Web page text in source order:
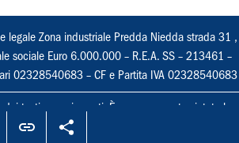
legale Zona industriale Predda Niedda strada 31 ,
sociale Euro 6.000.000 – R.E.A. SS – 213461 –
02328540683 – CF e Partita IVA 02328540683
testi sono riservati. È espressamente vietata la
mezzo e l'adattamento totale o parziale.